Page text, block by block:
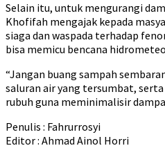
Selain itu, untuk mengurangi
Khofifah mengajak kepada
siaga dan waspada terhadap
bisa memicu bencana
“Jangan buang sampah
saluran air yang tersumbat,
rubuh guna meminimalisir
Penulis : Fahrurrosyi
Editor : Ahmad Ainol Horri